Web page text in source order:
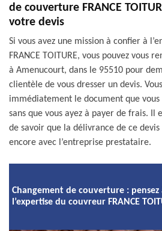
de couverture FRANCE
votre devis
Si vous avez une mission à confier à
FRANCE TOITURE, vous pouvez vous
à Amenucourt, dans le 95510 pour
clientèle de vous dresser un devis.
immédiatement le document que vous
sans que vous ayez à payer de frais.
de savoir que la délivrance de ce devis
encore avec l’entreprise prestataire.
Changement de couverture :
l’expertise du couvreur FRANCE